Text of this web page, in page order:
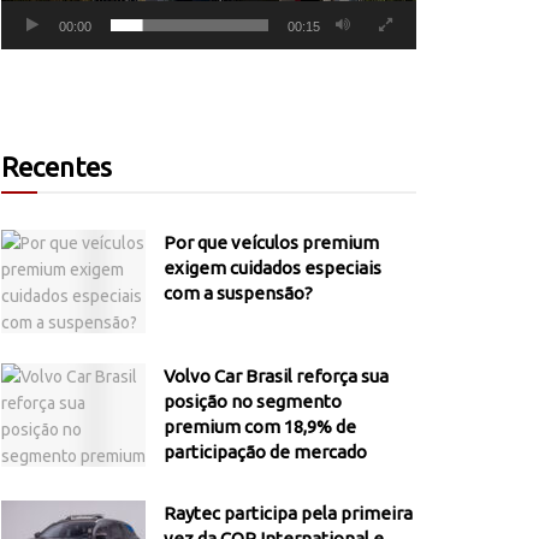
00:00 00:15
Recentes
Por que veículos premium
exigem cuidados especiais
com a suspensão?
Volvo Car Brasil reforça sua
posição no segmento
premium com 18,9% de
participação de mercado
Raytec participa pela primeira